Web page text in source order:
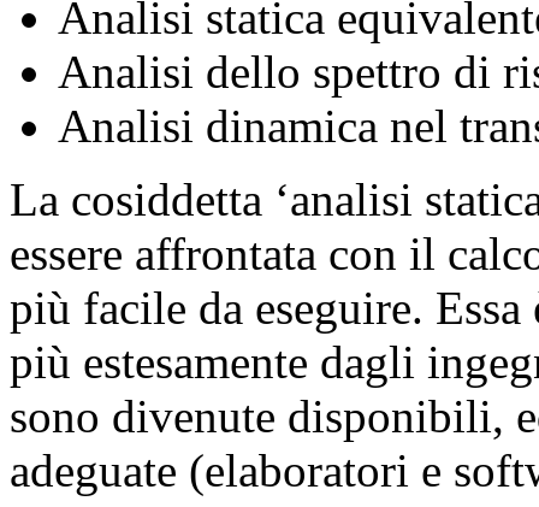
Analisi statica
Analisi dello spettro di
Analisi dinamica nel
La cosiddetta ‘analisi
essere affrontata con il
più facile da eseguire.
più estesamente dagli
sono divenute disponibili,
adeguate (elaboratori e